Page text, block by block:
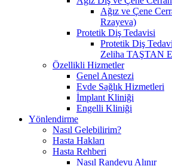
Ağız ve Çene
Rzayeva)
Protetik Diş Tedavisi
Protetik Diş
Zeliha TAŞTAN
Özellikli Hizmetler
Genel Anestezi
Evde Sağlık Hizmetleri
İmplant Kliniği
Engelli Kliniği
Yönlendirme
Nasıl Gelebilirim?
Hasta Hakları
Hasta Rehberi
Nasıl Randevu Alınır